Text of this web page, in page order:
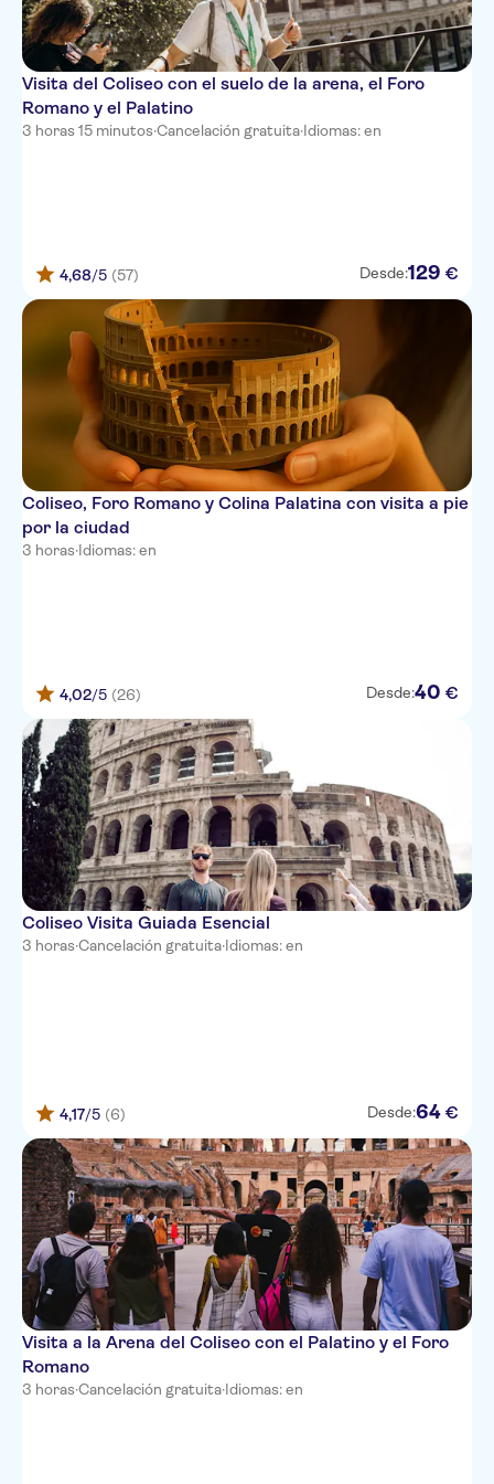
Hearth Hotel
MONTREAL
Rosetta Inn
WASHINGTON
Hotel De' Ricci
MINERVA RELAIS
The B Place
Serena House
XX Settembre
Cardo Roma, Autograph
Collection
Hotel 77 Seventy-Seven
Fenicia
Hotel Atlante Star
BW Premier Collection Hotel
Canada - Roma
Hotel Lord Byron
Le Meridien Visconti Rome
The Style Hotel
TOURING
LE PETIT HOTEL
Hotel San Pietrino
Crosti Apartments Hotel Rome
B&B La Casa di Clementina
Visita del Coliseo con el suelo de la arena, el Foro
Romano y el Palatino
3 horas 15 minutos·Cancelación gratuita·Idiomas: en
4,68/5 (57) Desde:129 €
Coliseo, Foro Romano y Colina Palatina con visita a pie
por la ciudad
3 horas·Idiomas: en
4,02/5 (26) Desde:40 €
Coliseo Visita Guiada Esencial
3 horas·Cancelación gratuita·Idiomas: en
4,17/5 (6) Desde:64 €
Visita a la Arena del Coliseo con el Palatino y el Foro
Romano
3 horas·Cancelación gratuita·Idiomas: en